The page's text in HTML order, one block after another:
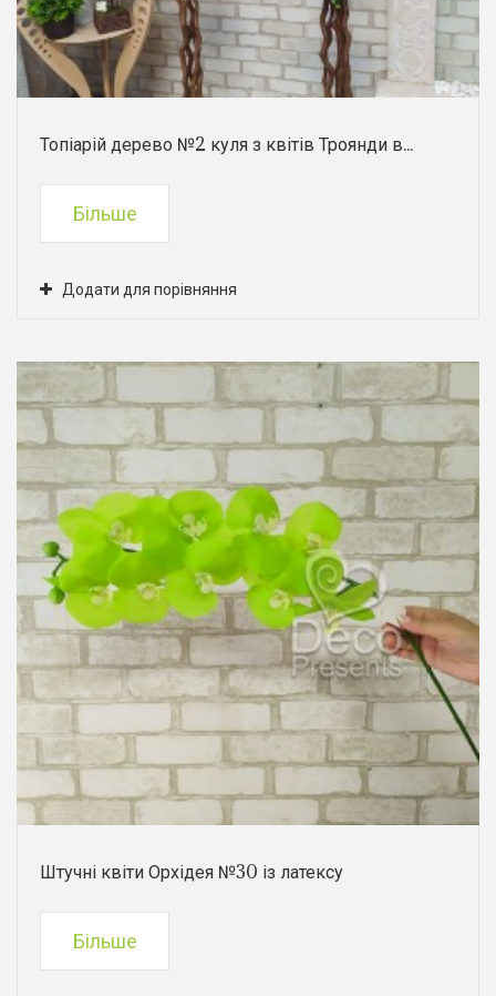
Топіарій дерево №2 куля з квітів Троянди в...
Більше
Додати для порівняння
Штучні квіти Орхідея №30 із латексу
Більше